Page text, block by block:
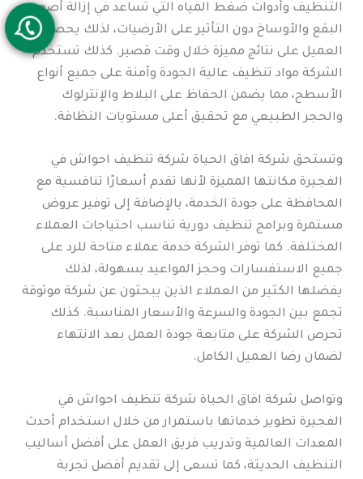
التنظيف وأدوات ضغط المياه التي تساعد في إزالة أصعب
البقع والأوساخ دون التأثير على الأرضيات، لذلك يحصل
العميل على نتائج مميزة خلال وقت قصير. كذلك تستخدم
الشركة مواد تنظيف عالية الجودة وآمنة على جميع أنواع
الأسطح، مما يضمن الحفاظ على البلاط والإنترلوك
والحجر الطبيعي مع تحقيق أعلى مستويات النظافة.
وتستحق شركة افاق الحياة شركة تنظيف احواش في
الفجيرة مكانتها المميزة لأنها تقدم أسعارًا تنافسية مع
المحافظة على جودة الخدمة، بالإضافة إلى توفير عروض
مستمرة وبرامج تنظيف دورية تناسب احتياجات العملاء
المختلفة. كما توفر الشركة خدمة عملاء متاحة للرد على
جميع الاستفسارات وحجز المواعيد بسهولة، لذلك
يفضلها الكثير من العملاء الذين يبحثون عن شركة موثوقة
تجمع بين الجودة والسرعة والأسعار المناسبة. كذلك
تحرص الشركة على متابعة جودة العمل بعد الانتهاء
لضمان رضا العميل الكامل.
وتواصل شركة افاق الحياة شركة تنظيف احواش في
الفجيرة تطوير خدماتها باستمرار من خلال استخدام أحدث
المعدات العالمية وتدريب فريق العمل على أفضل أساليب
التنظيف الحديثة، كما تسعى إلى تقديم أفضل تجربة